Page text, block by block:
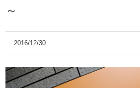
～
2016/12/30